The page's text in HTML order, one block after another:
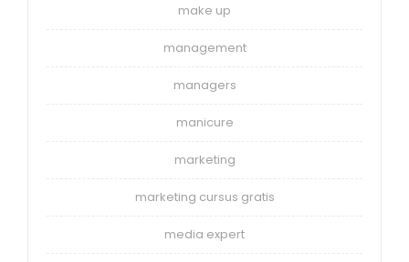
make up
management
managers
manicure
marketing
marketing cursus gratis
media expert